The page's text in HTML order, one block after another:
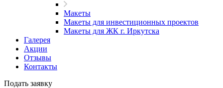
Макеты
Макеты для инвестиционных проектов
Макеты для ЖК г. Иркутска
Галерея
Акции
Отзывы
Контакты
Подать заявку